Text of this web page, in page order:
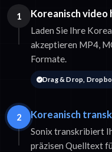
1 Koreanisch video
Laden Sie Ihre
akzeptieren MP4,
Formate.
Drag & Drop,
2 Koreanisch
Sonix transkribiert
präzisen Quelltext